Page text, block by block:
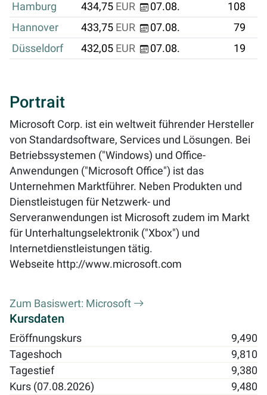
Hamburg
434,75 EUR 07.08. 108
Hannover
433,75 EUR 07.08. 79
Düsseldorf
432,05 EUR 07.08. 19
Portrait
Microsoft Corp. ist ein weltweit führender Hersteller
von Standardsoftware, Services und Lösungen. Bei
Betriebssystemen ("Windows) und Office-
Anwendungen ("Microsoft Office") ist das
Unternehmen Marktführer. Neben Produkten und
Dienstleistugen für Netzwerk- und
Serveranwendungen ist Microsoft zudem im Markt
für Unterhaltungselektronik ("Xbox") und
Internetdienstleistungen tätig.
Webseite http://www.microsoft.com
Zum Basiswert: Microsoft
Kursdaten
Eröffnungskurs
9,490
Tageshoch
9,810
Tagestief
9,380
Kurs (07.08.2026)
9,480